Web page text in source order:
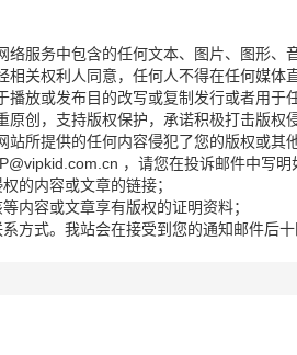
络服务中包含的任何文本、图片、图形、
相关权利人同意，任何人不得在任何媒体
播放或发布目的改写或复制发行或者用于
原创，支持版权保护，承诺积极打击版权
站所提供的任何内容侵犯了您的版权或其
，请您在投诉邮件中写明
权的内容或文章的链接；
等内容或文章享有版权的证明资料；
系方式。我站会在接受到您的通知邮件后